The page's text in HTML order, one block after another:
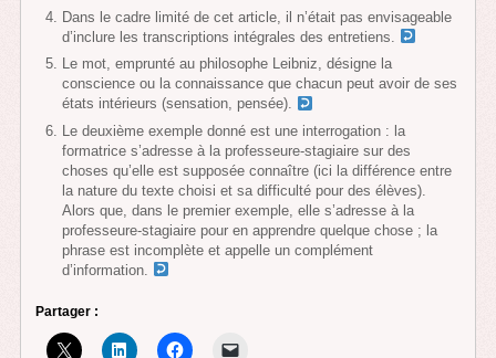
Dans le cadre limité de cet article, il n’était pas envisageable
d’inclure les transcriptions intégrales des entretiens.
Le mot, emprunté au philosophe Leibniz, désigne la
conscience ou la connaissance que chacun peut avoir de ses
états intérieurs (sensation, pensée).
Le deuxième exemple donné est une interrogation : la
formatrice s’adresse à la professeure-stagiaire sur des
choses qu’elle est supposée connaître (ici la différence entre
la nature du texte choisi et sa difficulté pour des élèves).
Alors que, dans le premier exemple, elle s’adresse à la
professeure-stagiaire pour en apprendre quelque chose ; la
phrase est incomplète et appelle un complément
d’information.
Partager :